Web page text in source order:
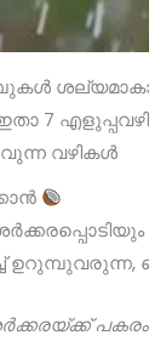
7
വഴികൾ
പകരം